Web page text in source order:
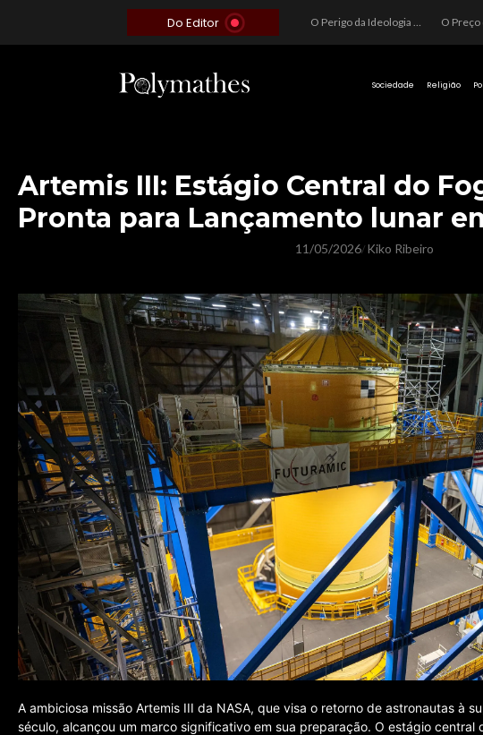
Do Editor O Perigo da Ideologia Desenfreada na Justiça: Quando a Pauta Política Substitui a Pena Criminal
Sociedade Religião
Artemis III: Estágio Central do
Pronta para Lançamento lunar
11/05/2026/ Kiko Ribeiro
A ambiciosa missão Artemis III da NASA, que visa o retorno de astronautas à
século, alcançou um marco significativo em sua preparação. O estágio